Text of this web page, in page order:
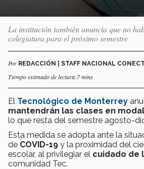
La institución también anuncia que no
colegiatura para el próximo semestre
Por REDACCIÓN | STAFF NACIONAL
Tiempo estimado de lectura:7 mins
El Tecnológico de Monterrey
mantendrán las clases en
lo que resta del semestre agosto-
Esta medida se adopta ante la
de COVID-19 y la proximidad del
escolar, al privilegiar el cuidado de
comunidad Tec.